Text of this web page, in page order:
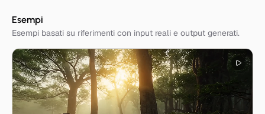
Esempi
Esempi basati su riferimenti con input reali e output generati.